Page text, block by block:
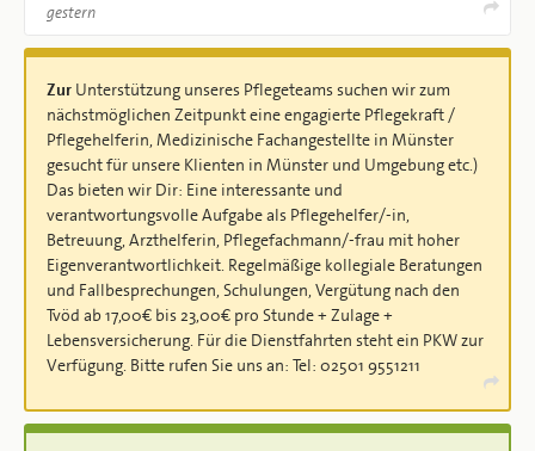
gestern
Zur Unterstützung unseres Pflegeteams suchen wir zum
nächstmöglichen Zeitpunkt eine engagierte Pflegekraft /
Pflegehelferin, Medizinische Fachangestellte in Münster
gesucht für unsere Klienten in Münster und Umgebung etc.)
Das bieten wir Dir: Eine interessante und
verantwortungsvolle Aufgabe als Pflegehelfer/-in,
Betreuung, Arzthelferin, Pflegefachmann/-frau mit hoher
Eigenverantwortlichkeit. Regelmäßige kollegiale Beratungen
und Fallbesprechungen, Schulungen, Vergütung nach den
Tvöd ab 17,00€ bis 23,00€ pro Stunde + Zulage +
Lebensversicherung. Für die Dienstfahrten steht ein PKW zur
Verfügung. Bitte rufen Sie uns an: Tel: 02501 9551211